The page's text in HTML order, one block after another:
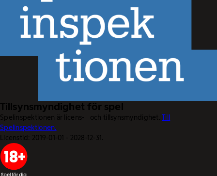
Tillsynsmyndighet för spel
Spelinspektionen är licens- och tillsynsmyndighet.Till
Spelinspektionen.
Licenstid: 2019-01-01 - 2028-12-31.